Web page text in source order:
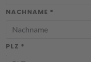
NACHNAME *
PLZ *